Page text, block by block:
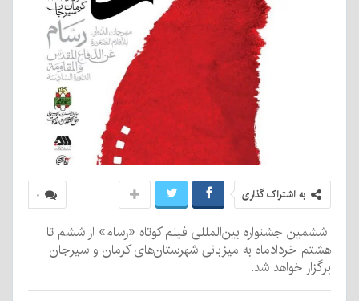
۰ به اشتراک گذاری
ششمین جشنواره بین‌المللی فیلم کوتاه «رسام» از ششم تا
هشتم خردادماه به میزبانی شهرستان‌های کرمان و سیرجان
برگزار خواهد شد.